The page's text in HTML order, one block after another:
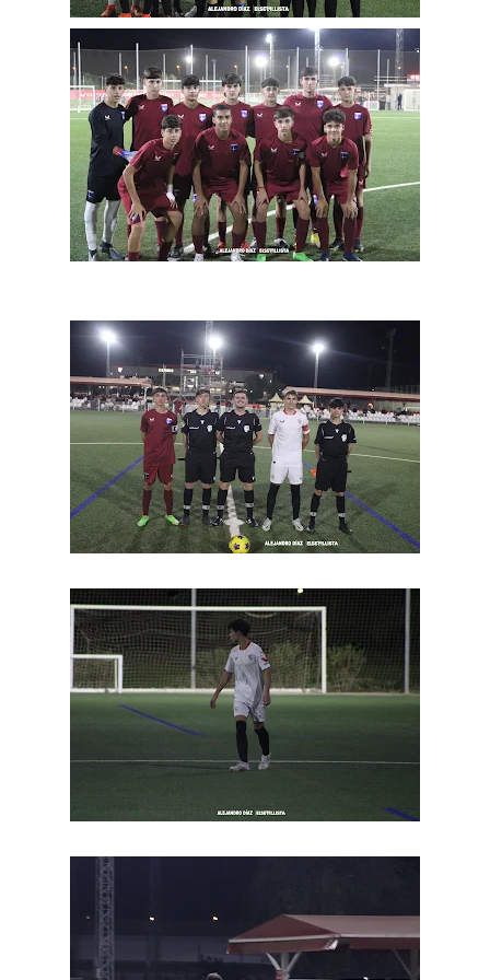
Oso es el siguiente en la lista para salir
Banquillos confirmados: así queda la cantera del
Sevilla Femenino para la 2026/27
Celta y Rayo agitan el mercado de La Liga
Previa | El Sevilla FC cierra la pretemporada con el
exigente choque ante el Bayer Leverkusen